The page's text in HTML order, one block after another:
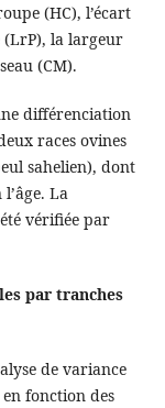
(HC), l’écart
(LrP), la largeur
(CM).
différenciation
races ovines
sahelien), dont
La
vérifiée par
par tranches
de variance
fonction des